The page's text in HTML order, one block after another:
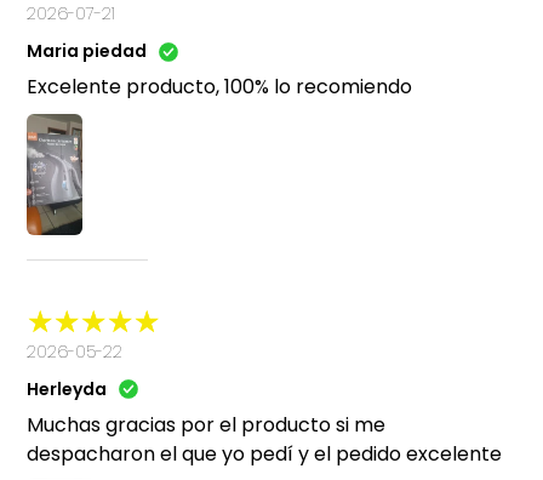
2026-07-21
Maria piedad
Excelente producto, 100% lo recomiendo
2026-05-22
Herleyda
Muchas gracias por el producto si me
despacharon el que yo pedí y el pedido excelente